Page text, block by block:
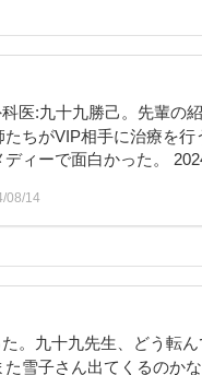
医:九十九勝己。先輩の
ちがVIP相手に治療を
ィーで面白かった。
08/14
。九十九先生、どう転
雪子さん出てくるのか